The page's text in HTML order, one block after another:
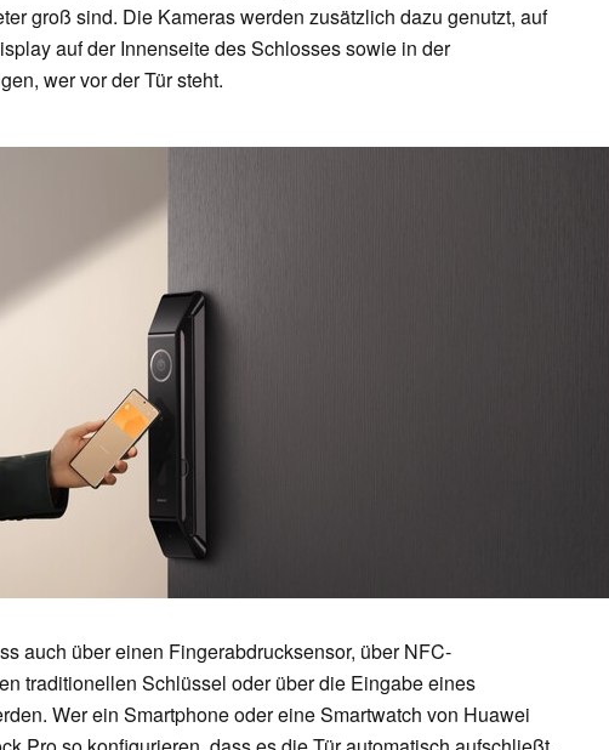
groß sind. Die Kameras werden zusätzlich dazu genutzt, auf
auf der Innenseite des Schlosses sowie in der
wer vor der Tür steht.
auch über einen Fingerabdrucksensor, über NFC-
traditionellen Schlüssel oder über die Eingabe eines
Wer ein Smartphone oder eine Smartwatch von Huawei